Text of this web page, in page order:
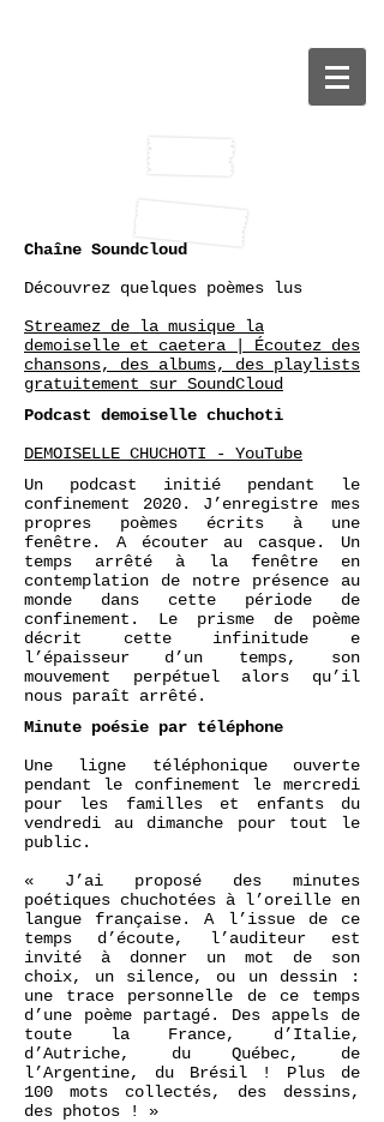
Chaîne Soundcloud
Découvrez quelques poèmes lus
Streamez de la musique la
demoiselle et caetera | Écoutez des
chansons, des albums, des playlists
gratuitement sur SoundCloud
Podcast demoiselle chuchoti
DEMOISELLE CHUCHOTI - YouTube
Un podcast initié pendant le
confinement 2020. J’enregistre mes
propres poèmes écrits à une
fenêtre. A écouter au casque. Un
temps arrêté à la fenêtre en
contemplation de notre présence au
monde dans cette période de
confinement. Le prisme de poème
décrit cette infinitude e
l’épaisseur d’un temps, son
mouvement perpétuel alors qu’il
nous paraît arrêté.
Minute poésie par téléphone
Une ligne téléphonique ouverte
pendant le confinement le mercredi
pour les familles et enfants du
vendredi au dimanche pour tout le
public.
« J’ai proposé des minutes
poétiques chuchotées à l’oreille en
langue française. A l’issue de ce
temps d’écoute, l’auditeur est
invité à donner un mot de son
choix, un silence, ou un dessin :
une trace personnelle de ce temps
d’une poème partagé. Des appels de
toute la France, d’Italie,
d’Autriche, du Québec, de
l’Argentine, du Brésil ! Plus de
100 mots collectés, des dessins,
des photos ! »